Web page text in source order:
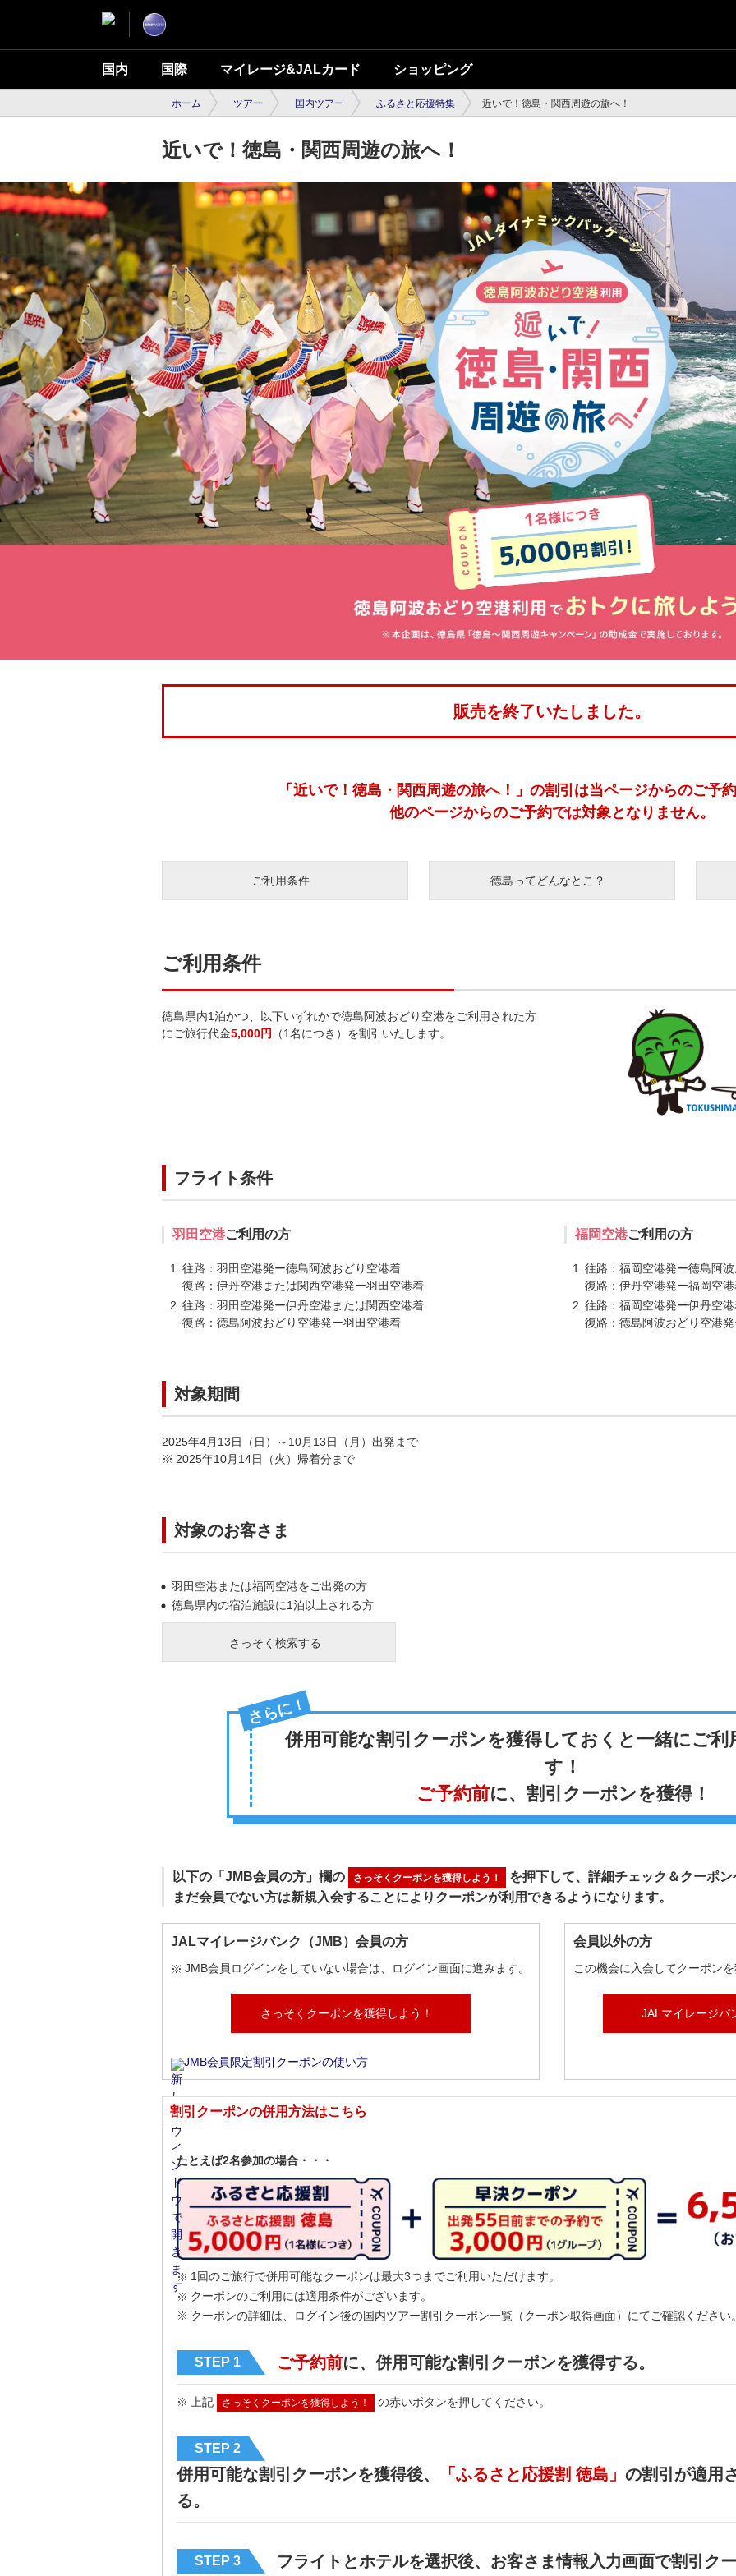
国内 国際 マイレージ&JALカード ショッピング
ホーム ツアー 国内ツアー ふるさと応援特集 近いで！徳島・関西周遊の旅へ！
近いで！徳島・関西周遊の旅へ！
販売を終了いたしました。
「近いで！徳島・関西周遊の旅へ！」の割引は当ページからのご予
他のページからのご予約では対象となりません。
ご利用条件 徳島ってどんなとこ？
ご利用条件
徳島県内1泊かつ、以下いずれかで徳島阿波おどり空港をご利用された方
にご旅行代金5,000円 （1名につき）を割引いたします。
フライト条件
羽田空港ご利用の方
往路：羽田空港発ー徳島阿波おどり空港着
復路：伊丹空港または関西空港発ー羽田空港着
往路：羽田空港発ー伊丹空港または関西空港着
復路：徳島阿波おどり空港発ー羽田空港着
福岡空港ご利用の方
往路：福岡空港発ー徳島阿
復路：伊丹空港発ー福岡空
往路：福岡空港発ー伊丹空
復路：徳島阿波おどり空港
対象期間
2025年4月13日（日）～10月13日（月）出発まで
2025年10月14日（火）帰着分まで
対象のお客さま
羽田空港または福岡空港をご出発の方
徳島県内の宿泊施設に1泊以上される方
さっそく検索する
さらに！
併用可能な割引クーポンを獲得しておくと一緒にご利
す！
ご予約前に、 割引クーポンを獲得！
以下の「JMB会員の方」欄の さっそくクーポンを獲得しよう！ を押下して、 詳細チェック＆クーポン
まだ会員でない方は新規入会することにより クーポンが利用できるようになります。
JALマイレージバンク（JMB）会員の方
JMB会員ログインをしていない場合は、ログイン画面に進みます。
さっそくクーポンを獲得しよう！
JMB会員限定割引クーポンの使い方
会員以外の方
この機会に入会してクーポンを
JALマイレージバ
割引クーポンの併用方法はこちら
たとえば2名参加の場合・・・
1回のご旅行で併用可能なクーポンは最大3つまでご利用いただけます。
クーポンのご利用には適用条件がございます。
クーポンの詳細は、ログイン後の国内ツアー割引クーポン一覧（クーポン取得画面）にてご確認ください。
STEP 1 ご予約前に、併用可能な割引クーポンを獲得する。
上記 さっそくクーポンを獲得しよう！ の赤いボタンを押してください。
STEP 2
併用可能な割引クーポンを獲得後、 「ふるさと応援割 徳島」 の割引が適用
る。
STEP 3 フライトとホテルを選択後、お客さま情報入力画面で割引ク